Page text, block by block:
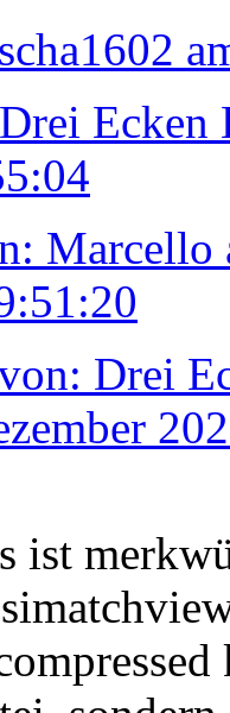
Ecken
Marcello
Drei
ist